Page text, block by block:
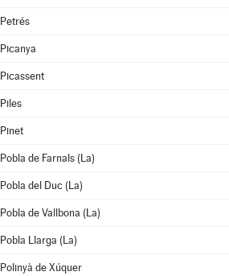
Petrés
Picanya
Picassent
Piles
Pinet
Pobla de Farnals (La)
Pobla del Duc (La)
Pobla de Vallbona (La)
Pobla Llarga (La)
Polinyà de Xúquer